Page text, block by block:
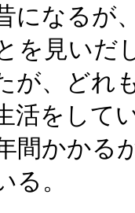
になるが
を見いだ
が、どれ
活をして
間かかる
る。